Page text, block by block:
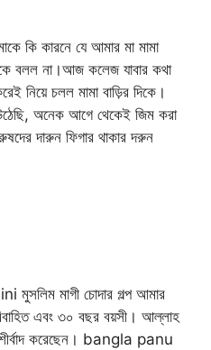
কি কারনে যে আমার মা মামা
বলল না।আজ কলেজ যাবার কথা
নিয়ে চলল মামা বাড়ির দিকে।
অনেক আগে থেকেই জিম করা
দারুন ফিগার থাকার দরুন
মাগী চোদার গল্প আমার
এবং ৩০ বছর বয়সী। আল্লাহ
করেছেন। bangla panu